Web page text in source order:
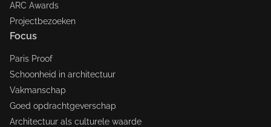
ARC Awards
Projectbezoeken
Focus
Paris Proof
Schoonheid in architectuur
Vakmanschap
Goed opdrachtgeverschap
Architectuur als culturele waarde